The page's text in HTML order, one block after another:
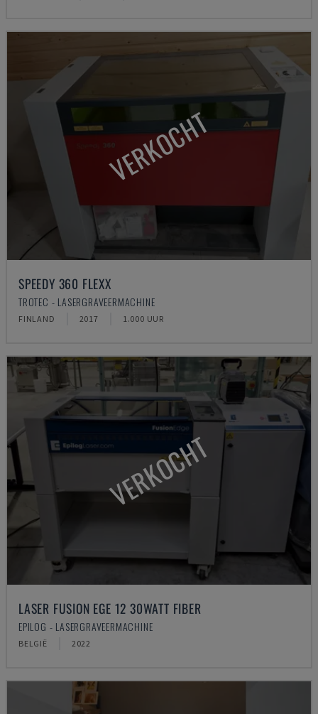
VERKOCHT
SPEEDY 360 FLEXX
TROTEC - LASERGRAVEERMACHINE
FINLAND 2017 1.000 UUR
VERKOCHT
LASER FUSION EGE 12 30WATT FIBER
EPILOG - LASERGRAVEERMACHINE
BELGIË 2022